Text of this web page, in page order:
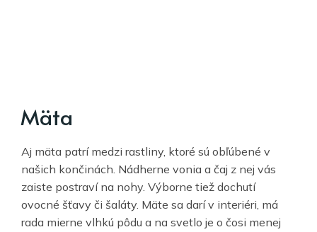
Mäta
Aj mäta patrí medzi rastliny, ktoré sú obľúbené v
našich končinách. Nádherne vonia a čaj z nej vás
zaiste postraví na nohy. Výborne tiež dochutí
ovocné šťavy či šaláty. Mäte sa darí v interiéri, má
rada mierne vlhkú pôdu a na svetlo je o čosi menej